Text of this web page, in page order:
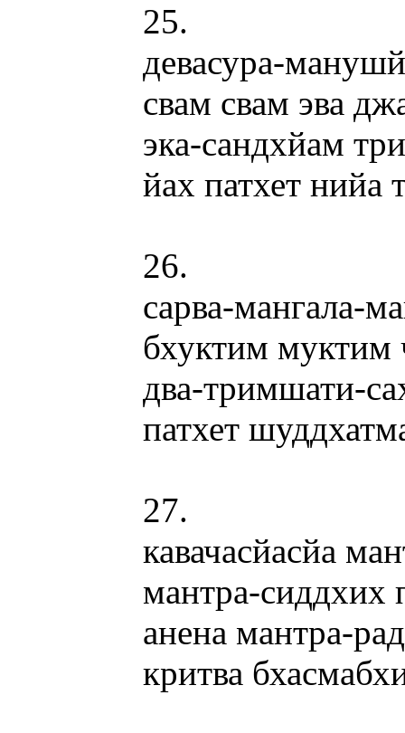
25.
девасура-
свам свам эва
эка-сандхйам
йах патхет нийа
26.
сарва-мангала-
бхуктим муктим
два-тримшати-
патхет
27.
кавачасйасйа
мантра-сиддхих
анена мантра-
критва